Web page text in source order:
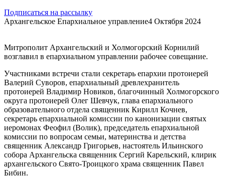
Подписаться на рассылку
Архангельское Епархиальное управление4 Октября 2024
Митрополит Архангельский и Холмогорский Корнилий
возглавил в епархиальном управлении рабочее совещание.
Участниками встречи стали секретарь епархии протоиерей
Валерий Суворов, епархиальный древлехранитель
протоиерей Владимир Новиков, благочинный Холмогорского
округа протоиерей Олег Шевчук, глава епархиального
образовательного отдела священник Кирилл Кочнев,
секретарь епархиальной комиссии по канонизации святых
иеромонах Феофил (Волик), председатель епархиальной
комиссии по вопросам семьи, материнства и детства
священник Александр Григорьев, настоятель Ильинского
собора Архангельска священник Сергий Карельский, клирик
архангельского Свято-Троицкого храма священник Павел
Бибин.